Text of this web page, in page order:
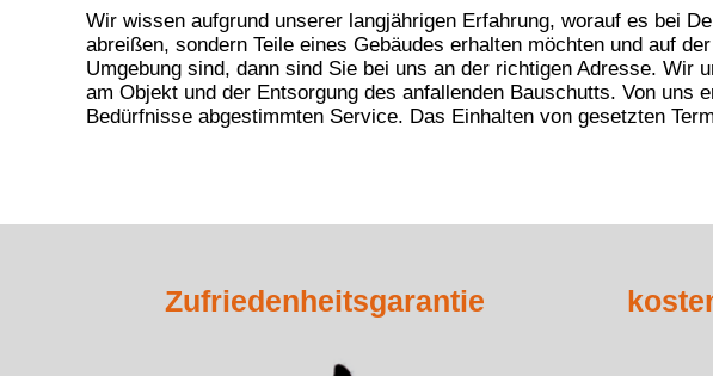
Wir wissen aufgrund unserer langjährigen Erfahrung, worauf es bei
abreißen, sondern Teile eines Gebäudes erhalten möchten und auf
Umgebung sind, dann sind Sie bei uns an der richtigen Adresse. Wir
am Objekt und der Entsorgung des anfallenden Bauschutts. Von uns
Bedürfnisse abgestimmten Service. Das Einhalten von gesetzten
Zufriedenheitsgarantie